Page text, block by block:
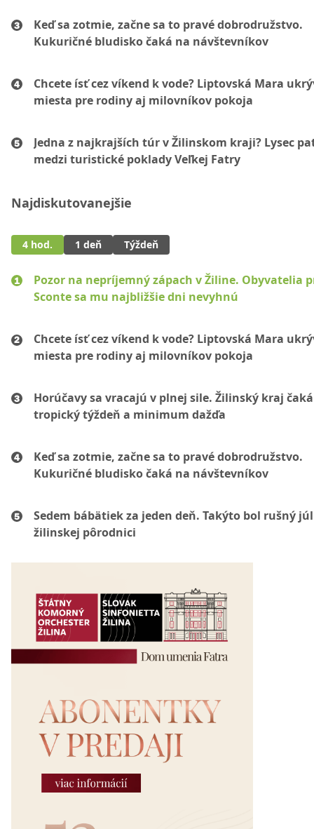
Keď sa zotmie, začne sa to pravé dobrodružstvo.
Kukuričné bludisko čaká na návštevníkov
Chcete ísť cez víkend k vode? Liptovská Mara
miesta pre rodiny aj milovníkov pokoja
Jedna z najkrajších túr v Žilinskom kraji? Lysec
medzi turistické poklady Veľkej Fatry
Najdiskutovanejšie
4 hod. 1 deň Týždeň
Pozor na nepríjemný zápach v Žiline. Obyvatelia
Sconte sa mu najbližšie dni nevyhnú
Chcete ísť cez víkend k vode? Liptovská Mara
miesta pre rodiny aj milovníkov pokoja
Horúčavy sa vracajú v plnej sile. Žilinský kraj čaká
tropický týždeň a minimum dažďa
Keď sa zotmie, začne sa to pravé dobrodružstvo.
Kukuričné bludisko čaká na návštevníkov
Sedem bábätiek za jeden deň. Takýto bol rušný
žilinskej pôrodnici